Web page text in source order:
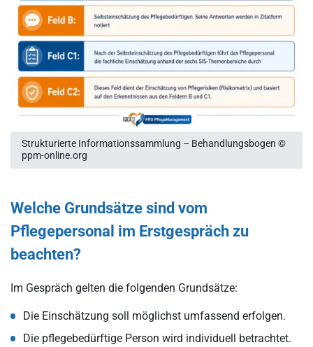
Strukturierte Informationssammlung – Behandlungsbogen ©
ppm-online.org
Welche Grundsätze sind vom
Pflegepersonal im Erstgespräch zu
beachten?
Im Gespräch gelten die folgenden Grundsätze:
Die Einschätzung soll möglichst umfassend erfolgen.
Die pflegebedürftige Person wird individuell betrachtet.